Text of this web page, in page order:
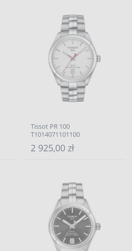
Tissot PR 100
T1014071101100
2 925,00 zł